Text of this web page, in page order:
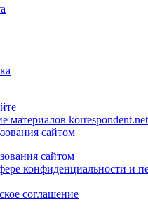
материалов korrespondent.net
сайтом
сайтом
конфиденциальности и
соглашение